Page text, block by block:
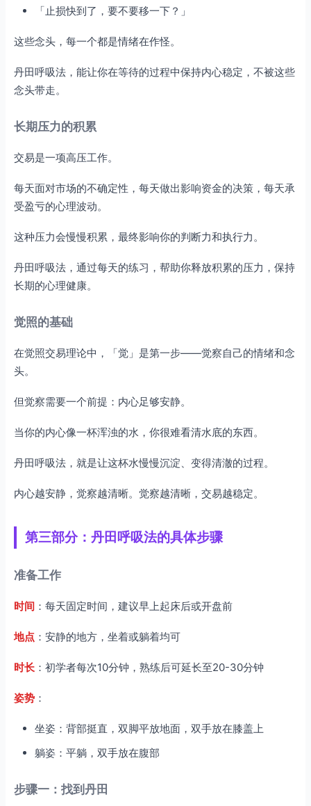
「止损快到了，要不要移一下？」
这些念头，每一个都是情绪在作怪。
丹田呼吸法，能让你在等待的过程中保持内心稳定，不被这些
念头带走。
长期压力的积累
交易是一项高压工作。
每天面对市场的不确定性，每天做出影响资金的决策，每天承
受盈亏的心理波动。
这种压力会慢慢积累，最终影响你的判断力和执行力。
丹田呼吸法，通过每天的练习，帮助你释放积累的压力，保持
长期的心理健康。
觉照的基础
在觉照交易理论中，「觉」是第一步——觉察自己的情绪和念
头。
但觉察需要一个前提：内心足够安静。
当你的内心像一杯浑浊的水，你很难看清水底的东西。
丹田呼吸法，就是让这杯水慢慢沉淀、变得清澈的过程。
内心越安静，觉察越清晰。觉察越清晰，交易越稳定。
第三部分：丹田呼吸法的具体步骤
准备工作
时间 ：每天固定时间，建议早上起床后或开盘前
地点 ：安静的地方，坐着或躺着均可
时长 ：初学者每次10分钟，熟练后可延长至20-30分钟
姿势 ：
坐姿：背部挺直，双脚平放地面，双手放在膝盖上
躺姿：平躺，双手放在腹部
步骤一：找到丹田